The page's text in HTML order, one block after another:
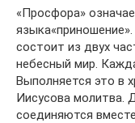
«Просфора»
состоит из двух
небесный мир.
Выполняется это в
Иисусова молитва.
соединяются